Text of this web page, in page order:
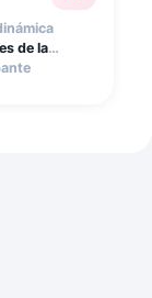
de la